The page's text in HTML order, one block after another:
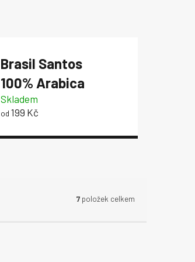
Brasil Santos
100% Arabica
Skladem
od 199 Kč
7 položek celkem